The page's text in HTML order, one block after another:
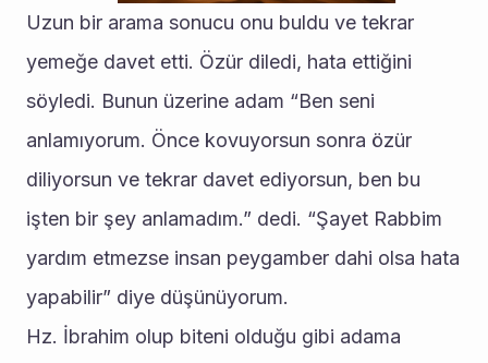
Uzun bir arama sonucu onu buldu ve tekrar
yemeğe davet etti. Özür diledi, hata ettiğini
söyledi. Bunun üzerine adam “Ben seni
anlamıyorum. Önce kovuyorsun sonra özür
diliyorsun ve tekrar davet ediyorsun, ben bu
işten bir şey anlamadım.” dedi. “Şayet Rabbim
yardım etmezse insan peygamber dahi olsa hata
yapabilir” diye düşünüyorum.
Hz. İbrahim olup biteni olduğu gibi adama